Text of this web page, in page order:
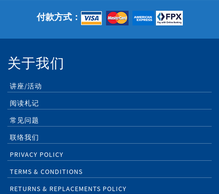
付款方式：
关于我们
讲座/活动
阅读札记
常见问题
联络我们
PRIVACY POLICY
TERMS & CONDITIONS
RETURNS & REPLACEMENTS POLICY